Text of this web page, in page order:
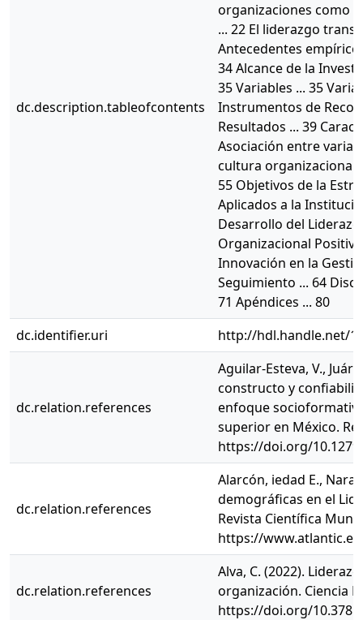
dc.description.tableofcontents
organizaciones como
... 22 El liderazgo
Antecedentes
34 Alcance de la
35 Variables ... 35
Instrumentos de
Resultados ... 39
Asociación entre
cultura organizacional
55 Objetivos de la
Aplicados a la
Desarrollo del
Organizacional
Innovación en la
Seguimiento ... 64
71 Apéndices ... 80
dc.identifier.uri
http://hdl.handle.net/
dc.relation.references
Aguilar-Esteva, V.,
constructo y
enfoque
superior en México.
https://doi.org/
dc.relation.references
Alarcón, iedad E.,
demográficas en el
Revista Científica
https://
dc.relation.references
Alva, C. (2022).
organización. Ciencia
https://doi.org/